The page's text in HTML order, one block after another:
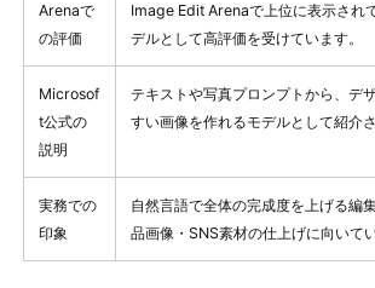
Arenaで
の評価
Image Edit Arenaで上位に表示され
デルとして高評価を受けています。
Microsof
t公式の
説明
テキストや写真プロンプトから、デ
すい画像を作れるモデルとして紹介
実務での
印象
自然言語で全体の完成度を上げる編
品画像・SNS素材の仕上げに向いてい